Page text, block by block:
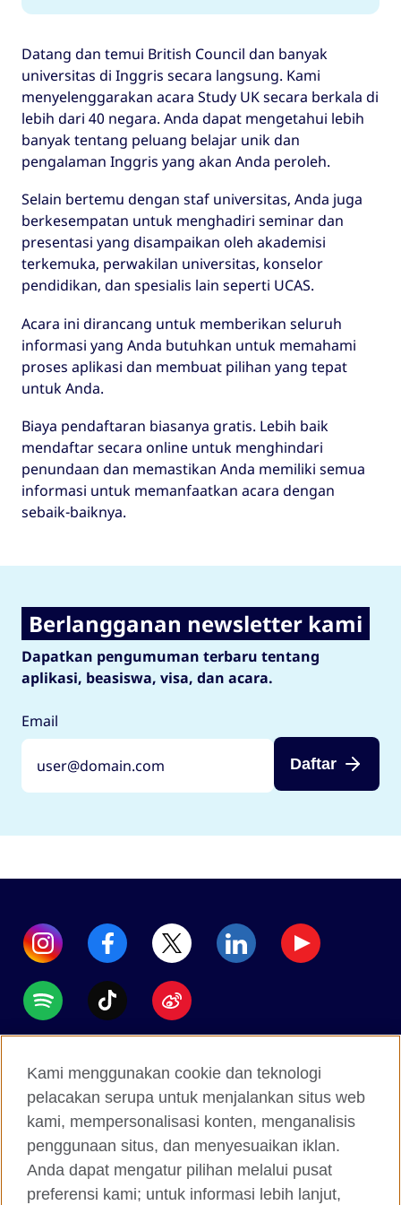
Datang dan temui British Council dan banyak
universitas di Inggris secara langsung. Kami
menyelenggarakan acara Study UK secara berkala di
lebih dari 40 negara. Anda dapat mengetahui lebih
banyak tentang peluang belajar unik dan
pengalaman Inggris yang akan Anda peroleh.
Selain bertemu dengan staf universitas, Anda juga
berkesempatan untuk menghadiri seminar dan
presentasi yang disampaikan oleh akademisi
terkemuka, perwakilan universitas, konselor
pendidikan, dan spesialis lain seperti UCAS.
Acara ini dirancang untuk memberikan seluruh
informasi yang Anda butuhkan untuk memahami
proses aplikasi dan membuat pilihan yang tepat
untuk Anda.
Biaya pendaftaran biasanya gratis. Lebih baik
mendaftar secara online untuk menghindari
penundaan dan memastikan Anda memiliki semua
informasi untuk memanfaatkan acara dengan
sebaik-baiknya.
Berlangganan newsletter kami
Dapatkan pengumuman terbaru tentang
aplikasi, beasiswa, visa, dan acara.
Email
Daftar
Data protection
Terms of use
Cookies
Sitemap
Kami menggunakan cookie dan teknologi
pelacakan serupa untuk menjalankan situs web
kami, mempersonalisasi konten, menganalisis
penggunaan situs, dan menyesuaikan iklan.
Anda dapat mengatur pilihan melalui pusat
preferensi kami; untuk informasi lebih lanjut,